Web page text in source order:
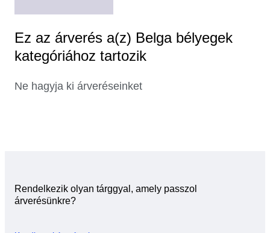
Ez az árverés a(z) Belga bélyegek
kategóriához tartozik
Ne hagyja ki árveréseinket
Rendelkezik olyan tárggyal, amely passzol
árverésünkre?